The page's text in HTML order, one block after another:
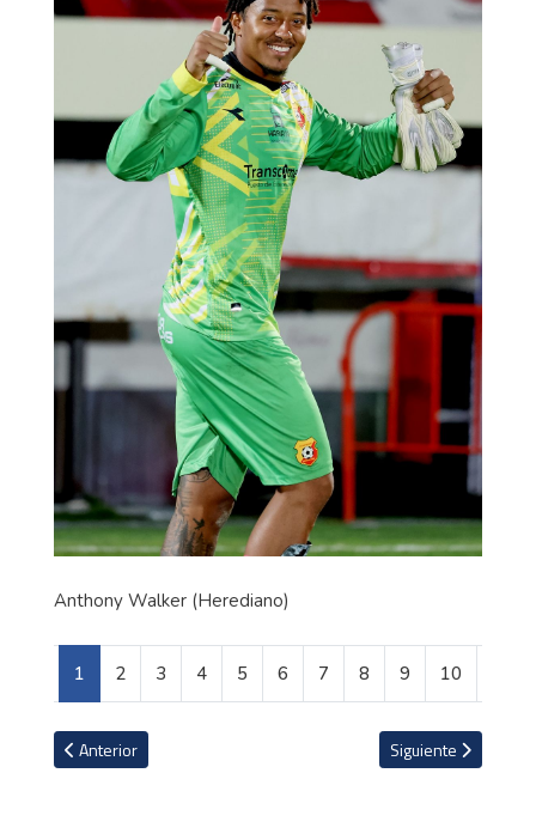
Anthony Walker (Herediano)
1 2 3 4 5 6 7 8 9 10
Artículo anterior: Herediano hace oficial la llegada de Hernán
Anterior Artículo siguiente:
Siguiente